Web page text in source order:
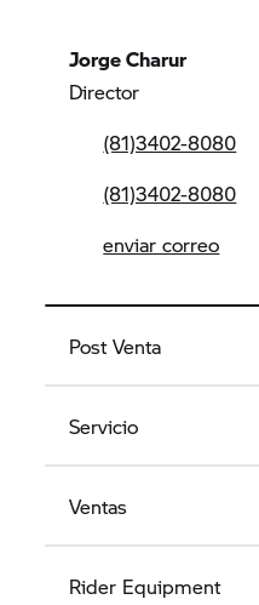
Jorge Charur
Director
(81)3402-8080
(81)3402-8080
enviar correo
Post Venta
Servicio
Ventas
Rider Equipment